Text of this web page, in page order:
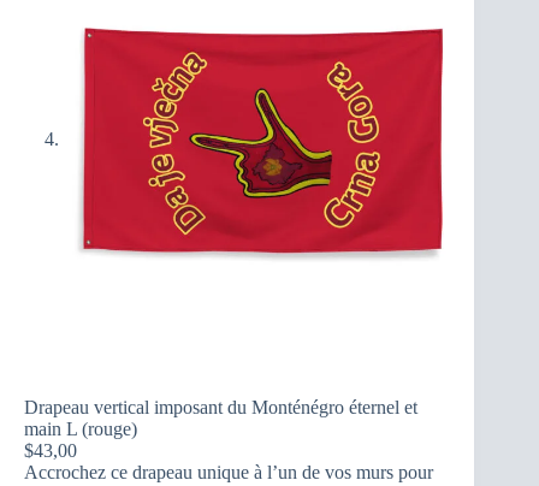
Drapeau vertical imposant du Monténégro éternel et
main L (rouge)
$43,00
Accrochez ce drapeau unique à l’un de vos murs pour